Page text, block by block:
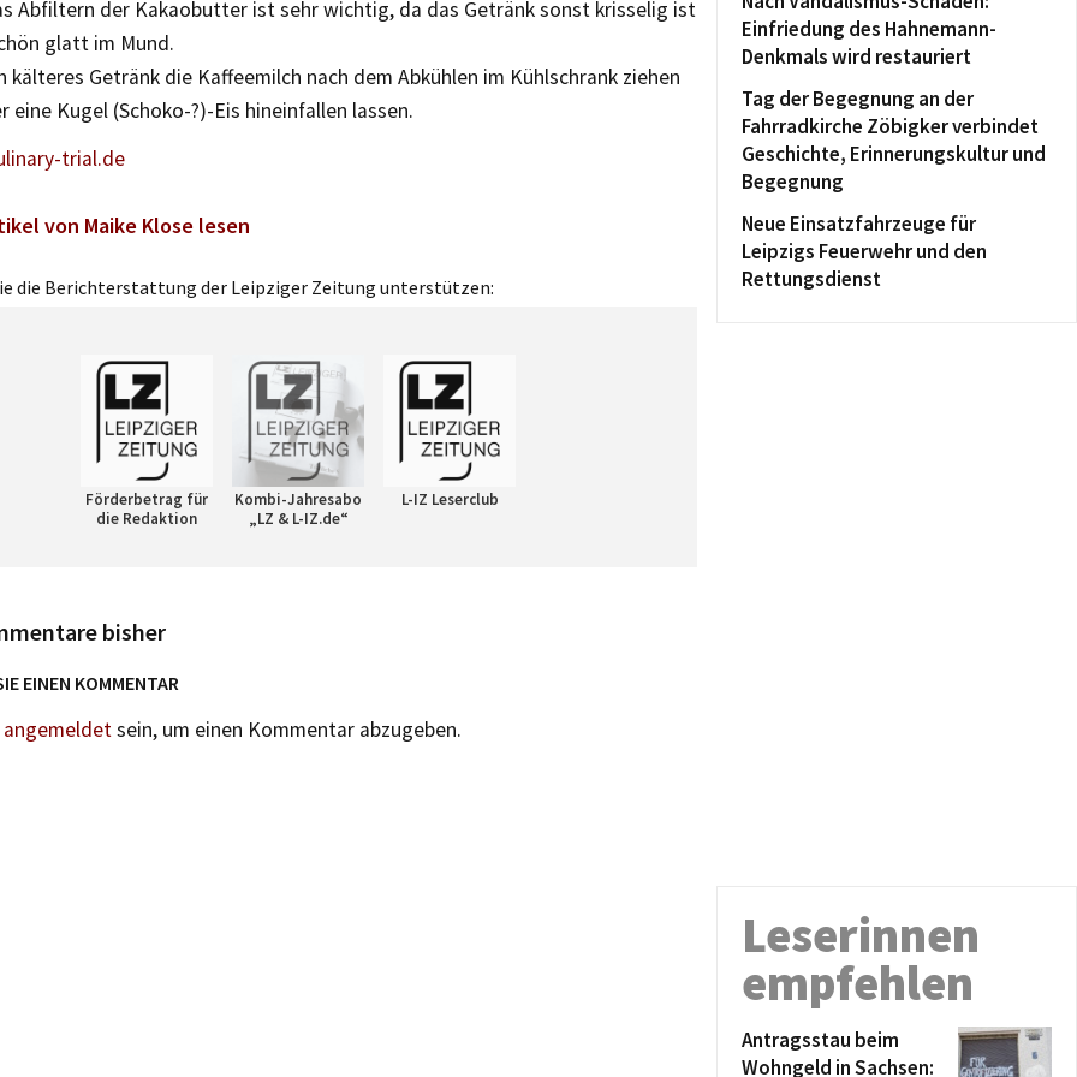
Abfiltern der Kakaobutter ist sehr wichtig, da das Getränk sonst krisselig ist
glatt im Mund.
kälteres Getränk die Kaffeemilch nach dem Abkühlen im Kühlschrank ziehen
eine Kugel (Schoko-?)-Eis hineinfallen lassen.
trial.de
von Maike Klose lesen
die Berichterstattung der Leipziger Zeitung unterstützen:
Förderbetrag für
die Redaktion
Kombi-Jahresabo
„LZ & L-IZ.de“
L-IZ Leserclub
bisher
EINEN KOMMENTAR
angemeldetsein, um einen Kommentar abzugeben.
Einfriedung des Hahnemann-
Denkmals wird restauriert
Tag der Begegnung an der
Fahrradkirche Zöbigker verbindet
Geschichte, Erinnerungskultur und
Begegnung
Neue Einsatzfahrzeuge für
Leipzigs Feuerwehr und den
Rettungsdienst
Leserinnen
empfehlen
Antragsstau beim
Wohngeld in Sachsen: